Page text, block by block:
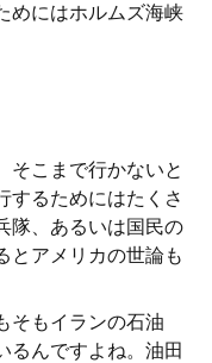
めにはホルムズ海峡
そこまで行かないと
するためにはたくさ
隊、あるいは国民の
とアメリカの世論も
そもイランの石油
るんですよね。油田